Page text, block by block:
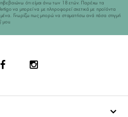
ότι είμαι άνω των 18 ετών. Παρέχω τα
να μπορεί να με πληροφορεί σχετικά με προϊόντα
Γνωρίζω πως μπορώ να σταματήσω ανά πάσα στιγμή
μου.